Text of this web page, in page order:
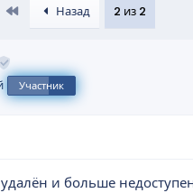
First Назад 2 из 2
Участник
и больше